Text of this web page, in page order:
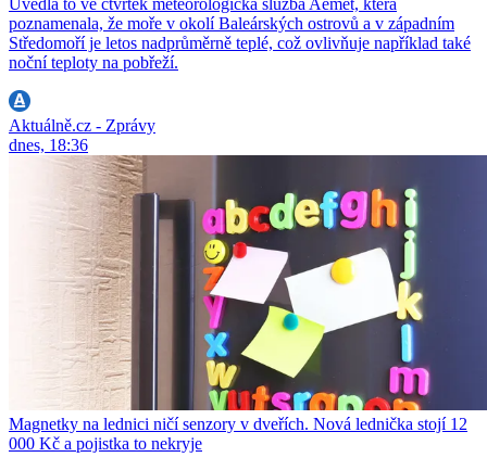
Uvedla to ve čtvrtek meteorologická služba Aemet, která
poznamenala, že moře v okolí Baleárských ostrovů a v západním
Středomoří je letos nadprůměrně teplé, což ovlivňuje například také
noční teploty na pobřeží.
Aktuálně.cz - Zprávy
dnes, 18:36
Magnetky na lednici ničí senzory v dveřích. Nová lednička stojí 12
000 Kč a pojistka to nekryje